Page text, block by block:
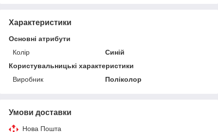
Характеристики
Основні атрибути
Колір
Синій
Користувальницькі характеристики
Виробник
Поліколор
Умови доставки
Нова Пошта